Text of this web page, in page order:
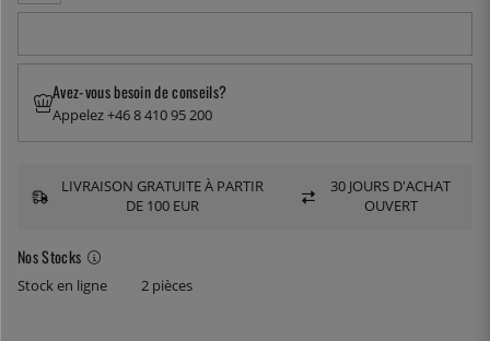
Nos Stocks
Stock en ligne 2 pièces
Avez-vous besoin de conseils?
Appelez +46 8 410 95 200
LIVRAISON GRATUITE À PARTIR
DE 100 EUR
30 JOURS D'ACHAT
OUVERT